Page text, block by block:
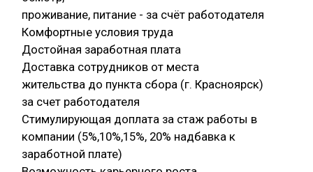
проживание, питание - за счёт работодателя
Комфортные условия труда
Достойная заработная плата
Доставка сотрудников от места
жительства до пункта сбора (г. Красноярск)
за счет работодателя
Стимулирующая доплата за стаж работы в
компании (5%,10%,15%, 20% надбавка к
заработной плате)